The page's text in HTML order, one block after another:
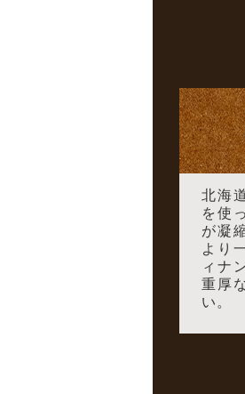
北海
を使
が凝
より
ィナ
重厚
い。